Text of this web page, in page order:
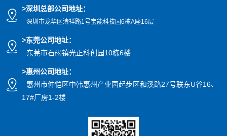
>深圳总部公司地址：
深圳市龙华区清祥路1号宝能科技园6栋A座16层
>东莞公司地址：
东莞市石碣镇光正科创园10栋6楼
>惠州公司地址：
惠州市仲恺区中韩惠州产业园起步区和溪路27号联东U谷16、
17#厂房1-2楼